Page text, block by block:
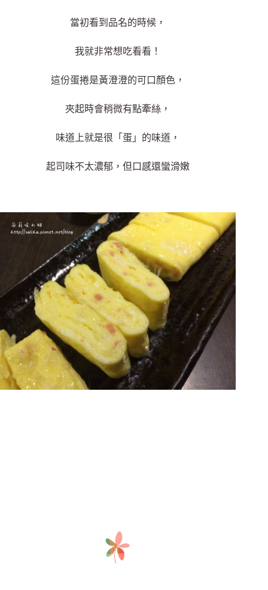
當初看到品名的時候，
我就非常想吃看看！
這份蛋捲是黃澄澄的可口顏色，
夾起時會稍微有點牽絲，
味道上就是很「蛋」的味道，
起司味不太濃郁，但口感還蠻滑嫩